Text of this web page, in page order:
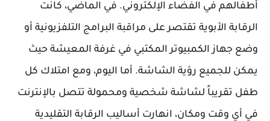
أطفالهم في الفضاء الإلكتروني. في الماضي، كانت
الرقابة الأبوية تقتصر على مراقبة البرامج التلفزيونية أو
وضع جهاز الكمبيوتر المكتبي في غرفة المعيشة حيث
يمكن للجميع رؤية الشاشة. أما اليوم، ومع امتلاك كل
طفل تقريباً لشاشة شخصية ومحمولة تتصل بالإنترنت
في أي وقت ومكان، انهارت أساليب الرقابة التقليدية